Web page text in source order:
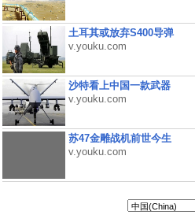
土耳其或放弃S400导弹
v.youku.com
沙特看上中国一款武器
v.youku.com
苏47金雕战机前世今生
v.youku.com